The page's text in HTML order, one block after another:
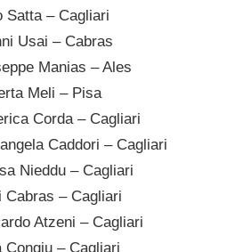
Satta – Cagliari
Usai – Cabras
Manias – Ales
Meli – Pisa
Corda – Cagliari
Caddori – Cagliari
Nieddu – Cagliari
Cabras – Cagliari
Atzeni – Cagliari
Congiu – Cagliari